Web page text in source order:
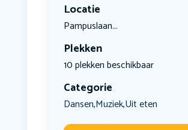
Locatie
Pampuslaan...
Plekken
10 plekken beschikbaar
Categorie
Dansen,Muziek,Uit eten